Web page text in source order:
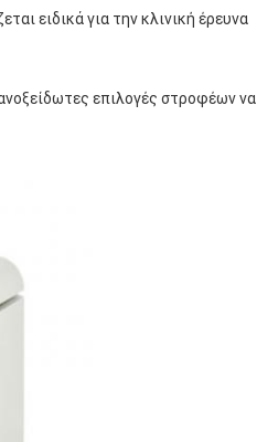
ειδικά για την κλινική έρευνα
επιλογές στροφέων να